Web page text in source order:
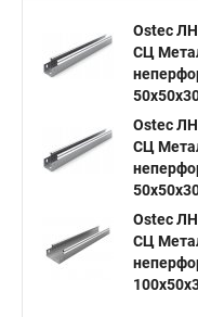
Ostec
СЦ
Ostec
СЦ
Ostec
СЦ